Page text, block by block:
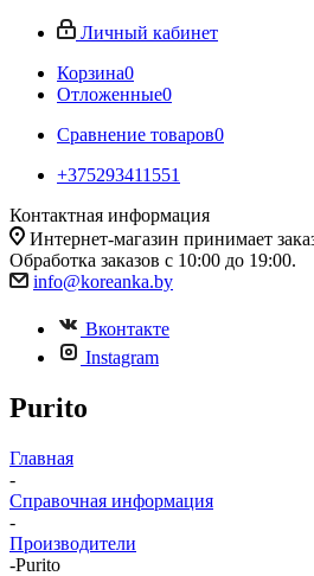
Личный кабинет
Корзина0
Отложенные0
Сравнение товаров0
+375293411551
Контактная информация
Интернет-магазин принимает
Обработка заказов с 10:00 до 19:00.
info@koreanka.by
Вконтакте
Instagram
Purito
Главная
-
Справочная информация
-
Производители
-Purito